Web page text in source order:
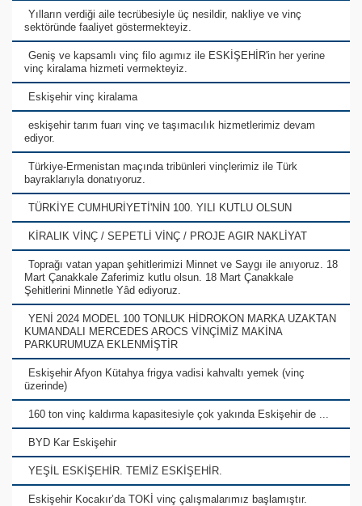
Yılların verdiği aile tecrübesiyle üç nesildir, nakliye ve vinç
sektöründe faaliyet göstermekteyiz.
Geniş ve kapsamlı vinç filo agımız ile ESKİŞEHİR'in her yerine
vinç kiralama hizmeti vermekteyiz.
Eskişehir vinç kiralama
eskişehir tarım fuarı vinç ve taşımacılık hizmetlerimiz devam
ediyor.
Türkiye-Ermenistan maçında tribünleri vinçlerimiz ile Türk
bayraklarıyla donatıyoruz.
TÜRKİYE CUMHURİYETİ'NİN 100. YILI KUTLU OLSUN
KİRALIK VİNÇ / SEPETLİ VİNÇ / PROJE AGIR NAKLİYAT
Toprağı vatan yapan şehitlerimizi Minnet ve Saygı ile anıyoruz. 18
Mart Çanakkale Zaferimiz kutlu olsun. 18 Mart Çanakkale
Şehitlerini Minnetle Yâd ediyoruz.
YENİ 2024 MODEL 100 TONLUK HİDROKON MARKA UZAKTAN
KUMANDALI MERCEDES AROCS VİNÇİMİZ MAKİNA
PARKURUMUZA EKLENMİŞTİR
Eskişehir Afyon Kütahya frigya vadisi kahvaltı yemek (vinç
üzerinde)
160 ton vinç kaldırma kapasitesiyle çok yakında Eskişehir de ...
BYD Kar Eskişehir
YEŞİL ESKİŞEHİR. TEMİZ ESKİŞEHİR.
Eskişehir Kocakır’da TOKİ vinç çalışmalarımız başlamıştır.